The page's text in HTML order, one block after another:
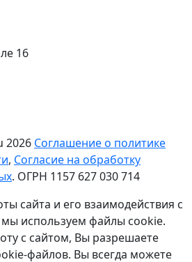
16
2026 Соглашение о политике
, Согласие на обработку
. ОГРН 1157 627 030 714
сайта и его взаимодействия с
используем файлы cookie.
с сайтом, Вы разрешаете
файлов. Вы всегда можете